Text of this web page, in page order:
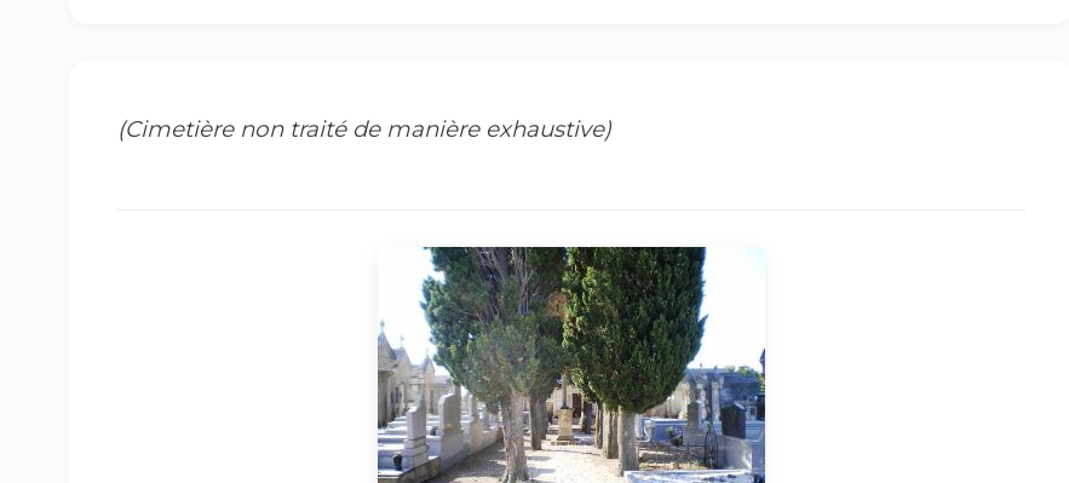
(Cimetière non traité de manière exhaustive)